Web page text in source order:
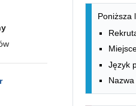
kierunkówLista
Poniższa
Język